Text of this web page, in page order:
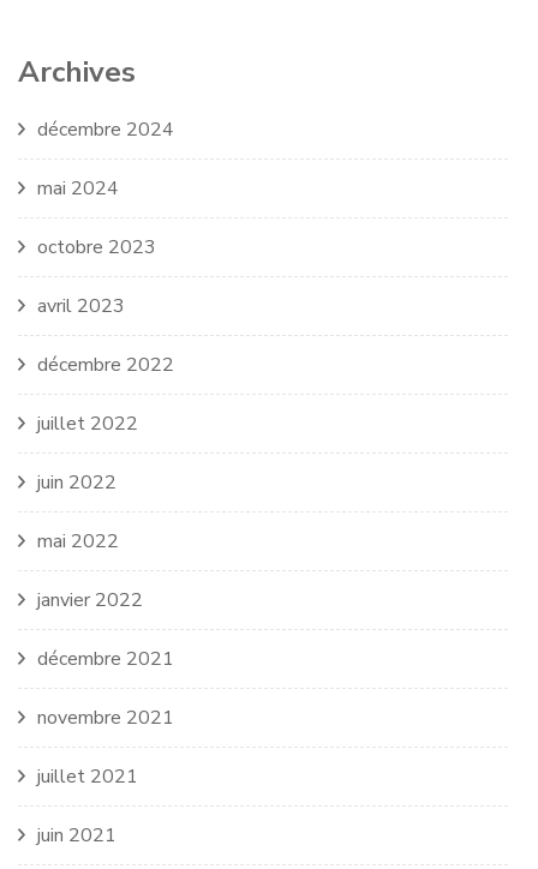
Archives
décembre 2024
mai 2024
octobre 2023
avril 2023
décembre 2022
juillet 2022
juin 2022
mai 2022
janvier 2022
décembre 2021
novembre 2021
juillet 2021
juin 2021